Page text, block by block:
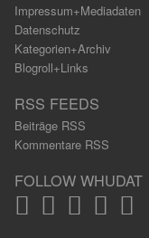
Impressum+Mediadaten
Datenschutz
Kategorien+Archiv
Blogroll+Links
RSS FEEDS
Beiträge RSS
Kommentare RSS
FOLLOW WHUDAT